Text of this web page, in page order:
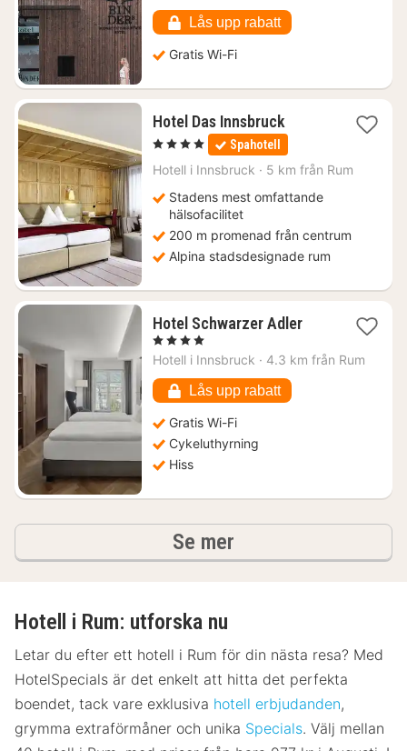
1518
kr.
Lås upp rabatt
Gratis Wi-Fi
Hotel Das Innsbruck2
nätter
för
2310
, 4 Stjärnor Spahotell
Hotell i Innsbruck · 5 km från Rum
Stadens mest omfattande
hälsofacilitet
200 m promenad från centrum
Alpina stadsdesignade rum
Hotel Schwarzer Adler1
från
, 4 Stjärnor
Hotell i Innsbruck · 4.3 km från Rum
Lås upp rabatt
Gratis Wi-Fi
Cykeluthyrning
Hiss
Se mer
Hotell i Rum: utforska nu
Letar du efter ett hotell i Rum för din nästa resa? Med
HotelSpecials är det enkelt att hitta det perfekta
boendet, tack vare exklusiva hotell erbjudanden,
grymma extraförmåner och unika Specials. Välj mellan